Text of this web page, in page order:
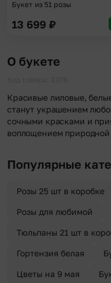
Букет из 51 розы
13 699 ₽
О букете
Красивые лиловые,
станут украшением
сочными красками и
воплощением
Популярные
Розы 25 шт в коробке
Розы для любимой
Тюльпаны 21 шт в
Гортензия белая
Цветы на 9 мая